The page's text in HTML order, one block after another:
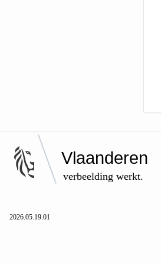
Vlaanderen
verbeelding werkt.
2026.05.19.01